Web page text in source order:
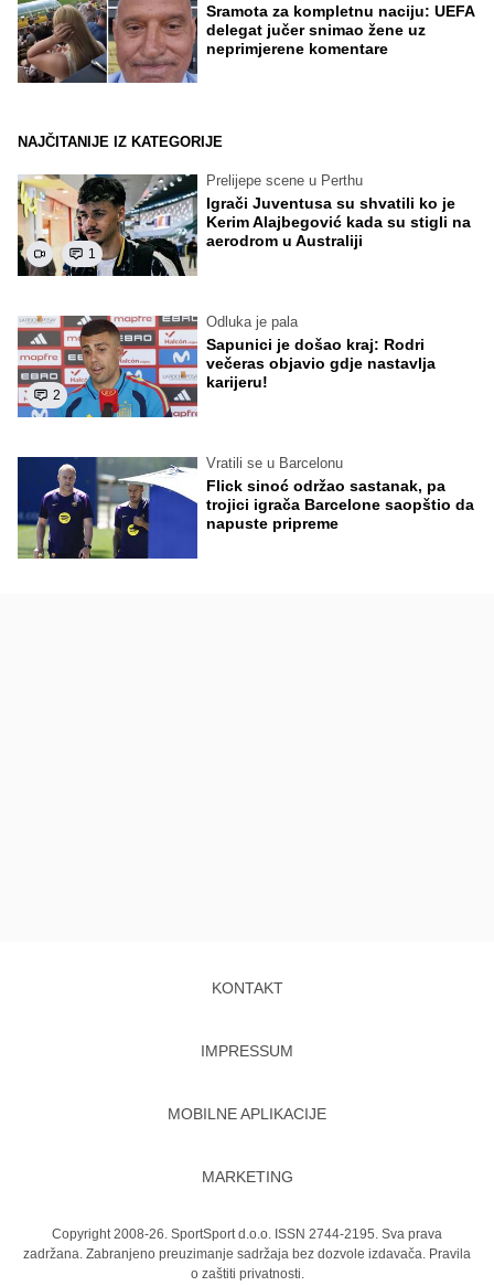
Sramota za kompletnu naciju: UEFA
delegat jučer snimao žene uz
neprimjerene komentare
NAJČITANIJE IZ KATEGORIJE
1
Prelijepe scene u Perthu
Igrači Juventusa su shvatili ko je
Kerim Alajbegović kada su stigli na
aerodrom u Australiji
2
Odluka je pala
Sapunici je došao kraj: Rodri
večeras objavio gdje nastavlja
karijeru!
Vratili se u Barcelonu
Flick sinoć održao sastanak, pa
trojici igrača Barcelone saopštio da
napuste pripreme
KONTAKT
IMPRESSUM
MOBILNE APLIKACIJE
MARKETING
Copyright 2008-26. SportSport d.o.o. ISSN 2744-2195. Sva prava
zadržana. Zabranjeno preuzimanje sadržaja bez dozvole izdavača. Pravila
o zaštiti privatnosti.